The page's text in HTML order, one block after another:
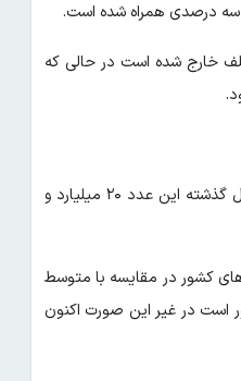
درصدی همراه شده است.
برای مصارف مختلف خارج شده است در حالی که
از ابتدای سال آبی جاری حجم آب موجود در سدها ۲۲ میلیارد و ۴۶۰ میلیون متر مکعب شده درحالی که سال گذشته این عدد ۲۰ میلیارد و
کشور در مقایسه با متوسط
است در غیر این صورت اکنون